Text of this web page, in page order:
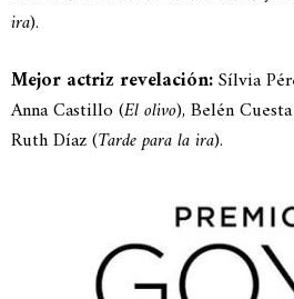
ira).
Mejor actriz revelación:Sílvia
Anna Castillo (El olivo), Belén
Ruth Díaz (Tarde para la ira).